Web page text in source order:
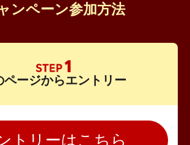
ンペーン参加方法
ページからエントリー
トリーはこちら